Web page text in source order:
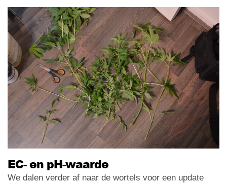
EC- en pH-waarde
We dalen verder af naar de wortels voor een update